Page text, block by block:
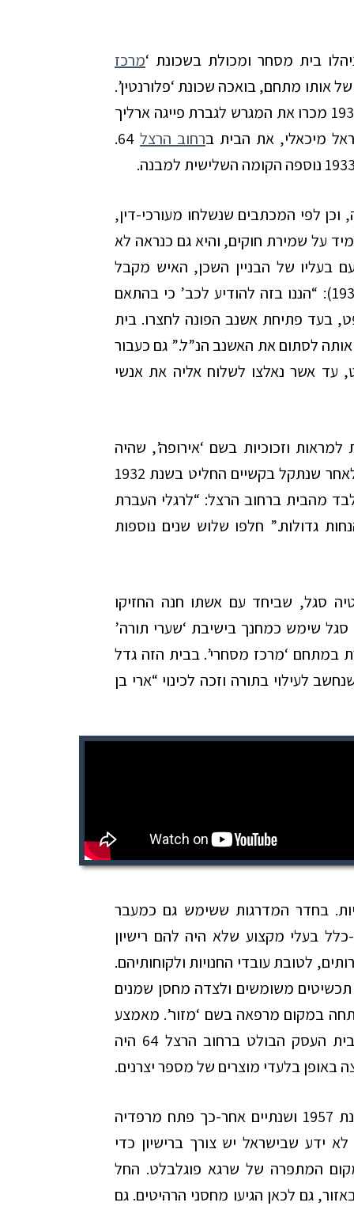
בית מסחר ומכולת בשכונת ‘מרכז
אותו מתחם, בואכה שכונת ‘פלורנטין’.
על המגרש הם החזיקו מחסן הבנוי עץ. בשנת 1930 מכרו את המגרש לגברת פייגה ארליך
מיכאלי, את הבית ברחוב הרצל 64.
לפי המכתבים שנשלחו מעורכי-דין,
על שמירת חוקים, והיא גם כנראה לא
בעליו של הבניין השכן, האיש מקבל
מכתב מהוועדה המקומית לבניין ערים (יולי 1932): “הננו בזה להודיע לכב’ כי בהתאם
בעד פתיחת אשנב הפונה לחצרו. בית
לסתום את האשנב הנ”ל.” גם כעבור
עד אשר נאלצו לשלוח אליה את אנשי
וזכוכיות בשם ‘אירופה’, שהיה
‘, ברחוב הרצל 51, אבל לאחר שנתקל בקשיים החליט בשנת 1932
הפעילות מרחק 60 מטר בלבד מהבית ברחוב הרצל: “לרגלי העברת
גדולות.” חלפו שלוש שנים נוספות
סגל, שביחד עם אשתו חנה החזיקו
הבניין עד אמצע שנות ה-60. הרב סגל שימש כמחנך בישיבת ‘שערי תורה’
במתחם ‘מרכז מסחרי’. בבית הזה גדל
לעילוי בתורה וזכה לכינוי “ארי בן
בחדר המדרגות ששימש גם כמעבר
בעלי מקצוע שלא היה להם רישיון
לטובת עובדי החנויות ולקוחותיהם.
תכשיטים משומשים ולצדה מחסן שמנים
במקום מרפאה בשם ‘מזור’. מאמצע
שנות ה-40 ובמשך למעלה משלושים שנה, בית העסק הבולט ברחוב הרצל 64 היה
באופן בלעדי מוצרים של מספר יצרנים.
ליאון בלינבאום עלה עם משפחתו מפולין בשנת 1957 ושנתיים אחר-כך פתח מרפדיה
ידע שבישראל יש צורך ברישיון כדי
המתפרה של שרגא פוגלבלט. החל
העסק באזור, גם לכאן הגיעו מחסני הרהיטים. גם